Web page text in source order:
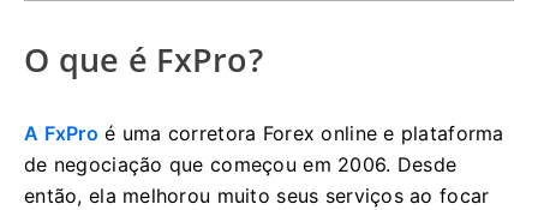
O que é FxPro?
A FxPro é uma corretora Forex online e plataforma
de negociação que começou em 2006. Desde
então, ela melhorou muito seus serviços ao focar